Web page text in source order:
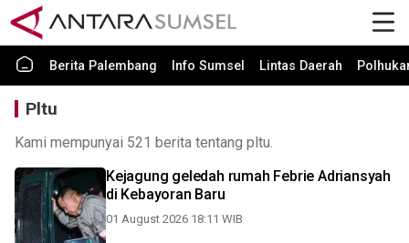
Berita Palembang Info Sumsel Lintas Daerah
Pltu
Kami mempunyai 521 berita tentang pltu.
Kejagung geledah rumah Febrie Adriansyah
di Kebayoran Baru
01 August 2026 18:11 WIB